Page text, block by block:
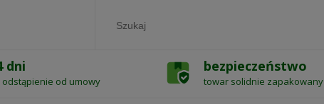
dni
odstąpienie od umowy
bezpieczeństwo
towar solidnie zapakowany